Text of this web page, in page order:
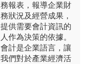
務報表，報導企業財
務狀況及經營成果，
提供需要會計資訊的
人作為決策的依據。
會計是企業語言，讓
我們對於產業經濟活